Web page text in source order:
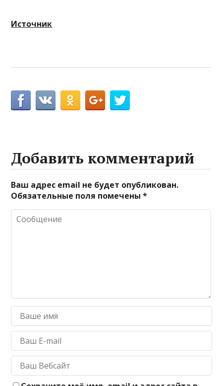
Источник
Добавить комментарий
Ваш адрес email не будет опубликован.
Обязательные поля помечены*